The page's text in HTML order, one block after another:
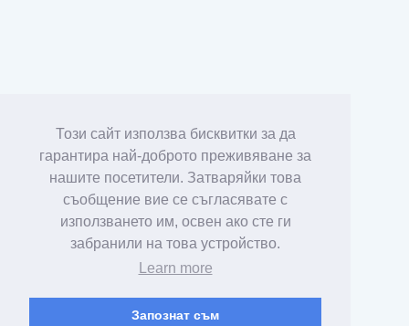
Този сайт използва бисквитки за да
гарантира най-доброто преживяване за
нашите посетители. Затваряйки това
съобщение вие се съгласявате с
използването им, освен ако сте ги
забранили на това устройство.
Learn more
Запознат съм